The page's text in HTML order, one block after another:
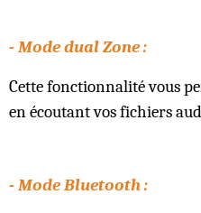
- Mode dual Zone :
Cette fonctionnalité vous
en écoutant vos fichiers
- Mode Bluetooth :